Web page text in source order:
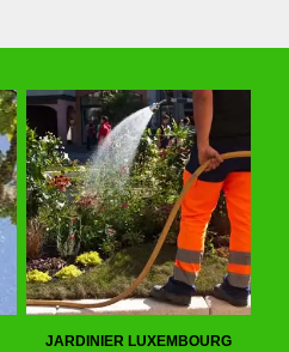
JARDINIER LUXEMBOURG